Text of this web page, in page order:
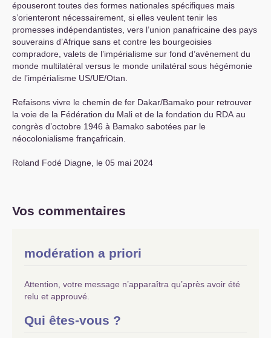
épouseront toutes des formes nationales spécifiques mais
s’orienteront nécessairement, si elles veulent tenir les
promesses indépendantistes, vers l’union panafricaine des pays
souverains d’Afrique sans et contre les bourgeoisies
compradore, valets de l’impérialisme sur fond d’avènement du
monde multilatéral versus le monde unilatéral sous hégémonie
de l’impérialisme US/UE/Otan.
Refaisons vivre le chemin de fer Dakar/Bamako pour retrouver
la voie de la Fédération du Mali et de la fondation du RDA au
congrès d’octobre 1946 à Bamako sabotées par le
néocolonialisme françafricain.
Roland Fodé Diagne, le 05 mai 2024
Vos commentaires
modération a priori
Attention, votre message n’apparaîtra qu’après avoir été
relu et approuvé.
Qui êtes-vous ?